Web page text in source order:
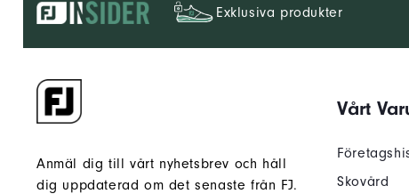
Exklusiva produkter
Anmäl dig till vårt nyhetsbrev och håll
dig uppdaterad om det senaste från FJ.
Vårt
Skovård